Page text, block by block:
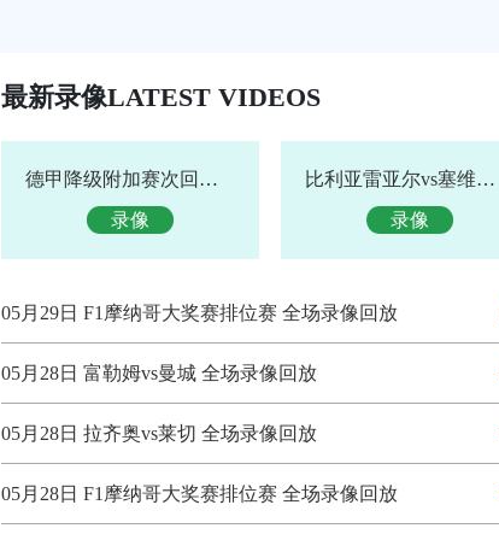
最新录像LATEST VIDEOS
德甲降级附加赛次回合 埃弗斯堡vs海登海姆 全场录像
录像
比利亚雷亚尔vs塞维利亚 全场录像回放
录像
05月29日 F1摩纳哥大奖赛排位赛 全场录像回放
05月28日 富勒姆vs曼城 全场录像回放
05月28日 拉齐奥vs莱切 全场录像回放
05月28日 F1摩纳哥大奖赛排位赛 全场录像回放